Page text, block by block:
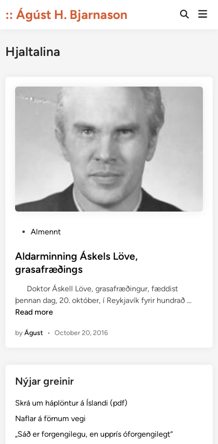
to:: Ágúst H. Bjarnason
Open
Hjaltalina
s
t
e
i
n
Almennt
Aldarminning Áskels Löve,
grasafræðings
Doktor Áskell Löve, grasafræðingur, fæddist
þennan dag, 20. október, í Reykjavík fyrir hundrað …
Read more
byÁgust • October 20, 2016
Nýjar greinir
Skrá um háplöntur á Íslandi (pdf)
Naflar á förnum vegi
„Sáð er forgengilegu, en upprís óforgengilegt“